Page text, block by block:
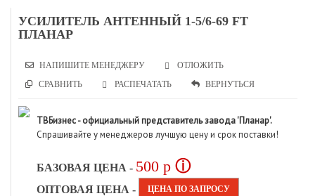
УСИЛИТЕЛЬ АНТЕННЫЙ 1-5/6-69 FT
ПЛАНАР
НАПИШИТЕ МЕНЕДЖЕРУ
ОТЛОЖИТЬ
СРАВНИТЬ
РАСПЕЧАТАТЬ ВЕРНУТЬСЯ
ТВБизнес - официальный представитель завода 'Планар'.
Спрашивайте у менеджеров лучшую цену и срок поставки!
БАЗОВАЯ ЦЕНА - 500 p ⓘ
ОПТОВАЯ ЦЕНА - ЦЕНА ПО ЗАПРОСУ